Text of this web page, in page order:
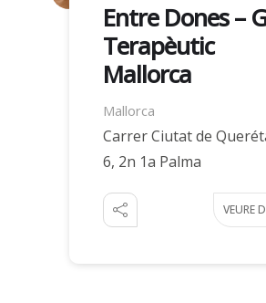
Entre Dones –
Terapèutic
Mallorca
Mallorca
Carrer Ciutat de
6, 2n 1a Palma
VEURE